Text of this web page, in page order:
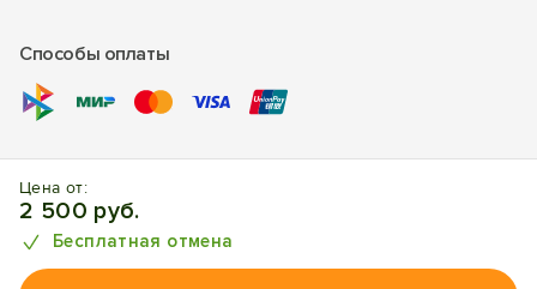
Цена от:
2 500 руб.
Бесплатная отмена
Способы оплаты
© 2010 - 2026 "В Крым - инфо"
Отдых в Алуште. Отели, апартаменты, частный сектор.